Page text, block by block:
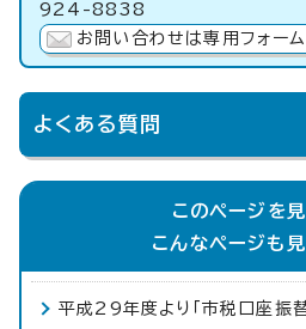
924-8838
お問い合わせは専用フォー
よくある質問
このページを
こんなページも
平成29年度より「市税口座振